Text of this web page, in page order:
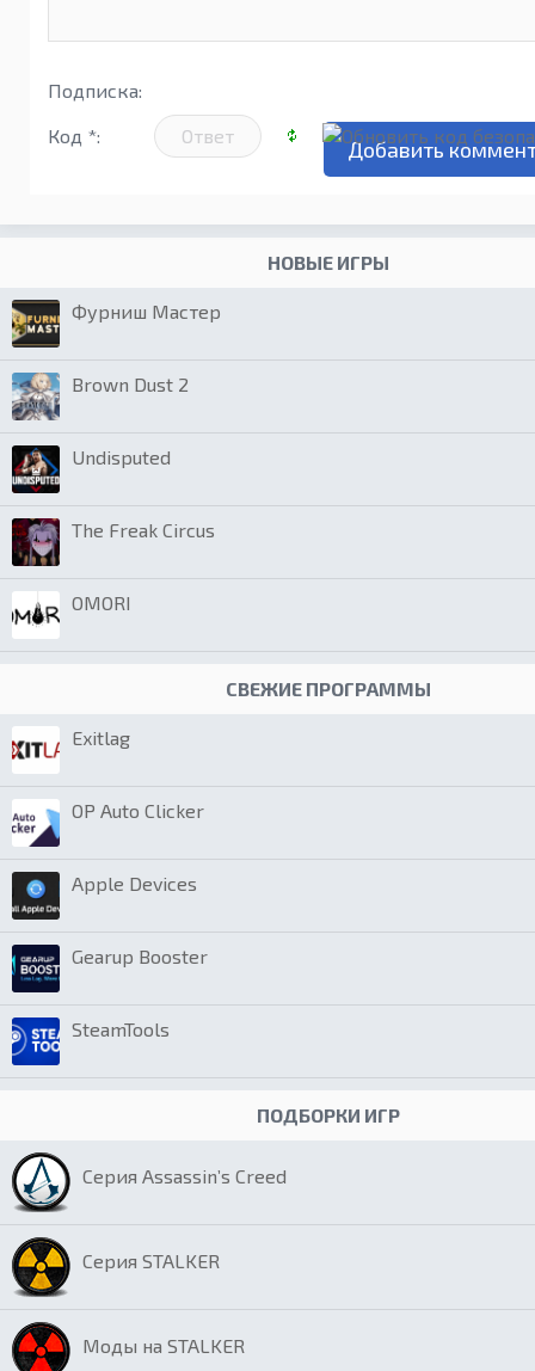
Подписка:
Код *:
НОВЫЕ ИГРЫ
Фурниш Мастер
Brown Dust 2
Undisputed
The Freak Circus
OMORI
СВЕЖИЕ ПРОГРАММЫ
Exitlag
OP Auto Clicker
Apple Devices
Gearup Booster
SteamTools
ПОДБОРКИ ИГР
Серия Assassin’s Creed
Серия STALKER
Моды на STALKER